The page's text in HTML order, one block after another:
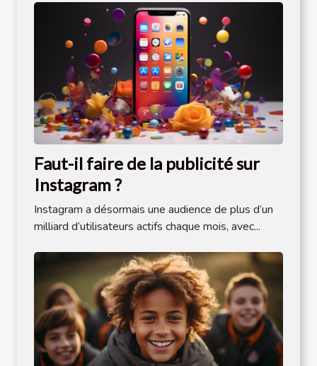
Faut-il faire de la publicité sur
Instagram ?
Instagram a désormais une audience de plus d’un
milliard d’utilisateurs actifs chaque mois, avec...